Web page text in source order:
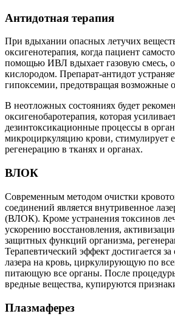
Антидотная терапия
При вдыхании опасных летучих веществ
оксигенотерапия, когда пациент
помощью ИВЛ вдыхает газовую смесь,
кислородом. Препарат-антидот
гипоксемии, предотвращая возможные
В неотложных состояниях будет
оксигенобаротерапия, которая
дезинтоксикационные процессы в
микроциркуляцию крови, стимулирует
регенерацию в тканях и органах.
ВЛОК
Современным методом очистки
соединений является внутривенное
(ВЛОК). Кроме устранения токсинов
ускорению восстановления,
защитных функций организма,
Терапевтический эффект достигается за
лазера на кровь, циркулирующую по
питающую все органы. После
вредные вещества, купируются
Плазмаферез